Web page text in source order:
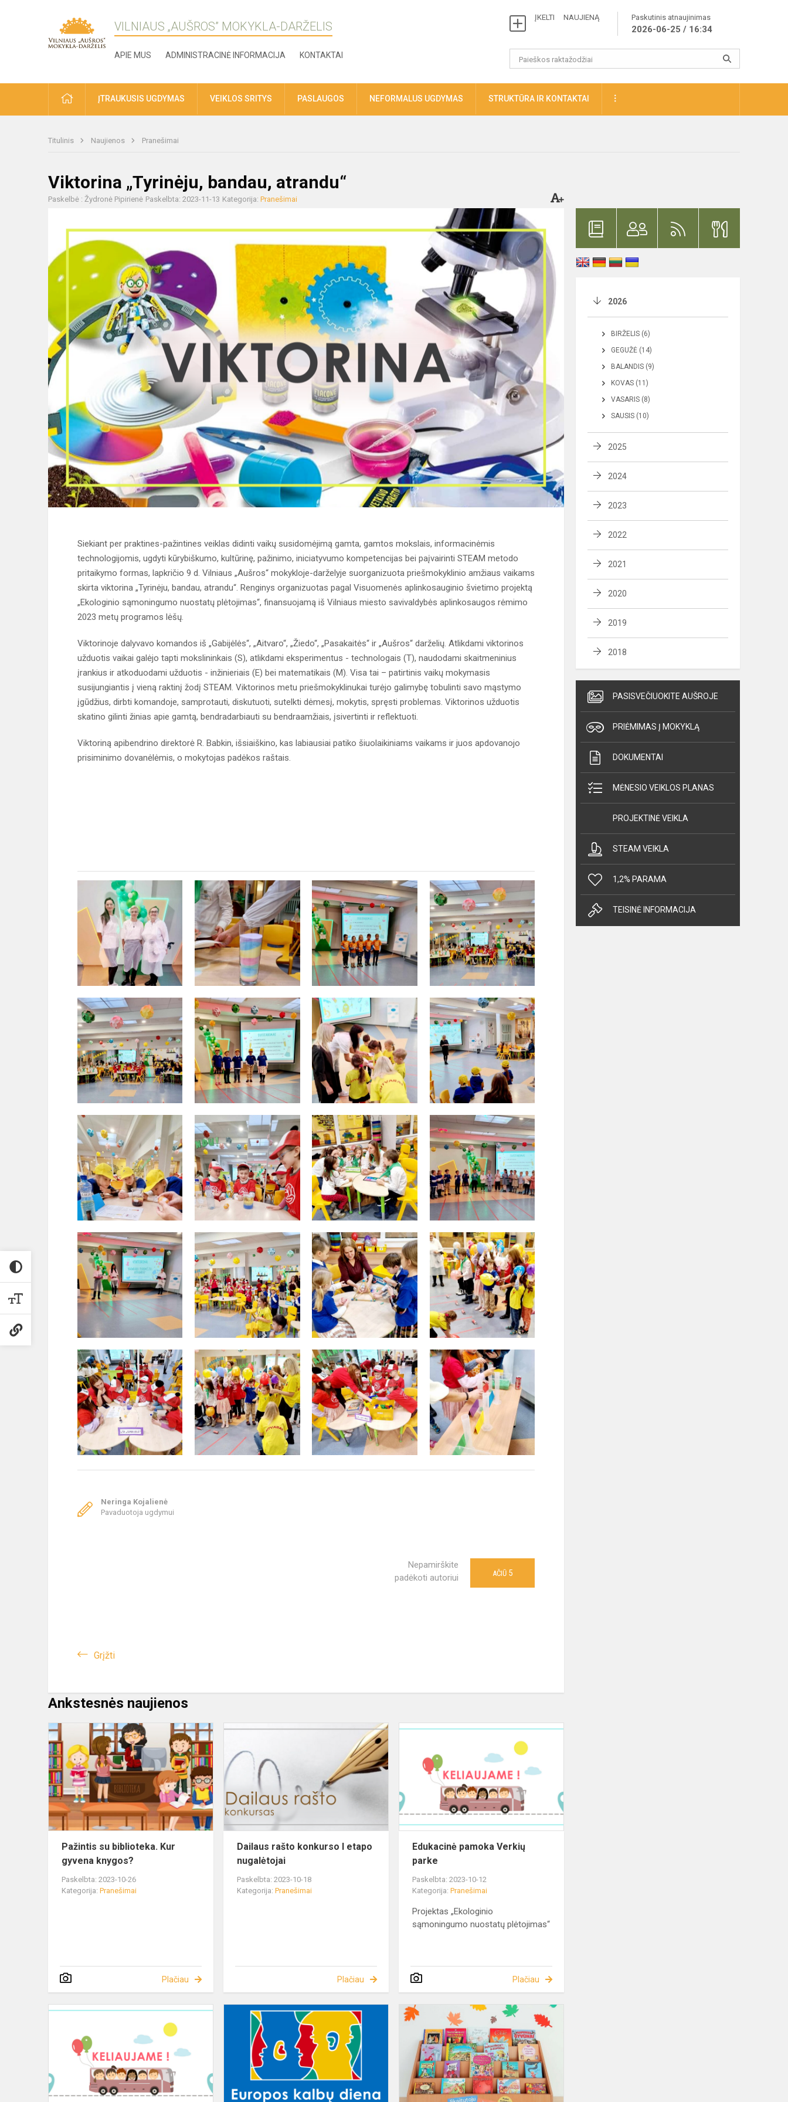
VILNIAUS „AUŠROS” MOKYKLA-DARŽELIS
APIE MUS ADMINISTRACINĖ INFORMACIJA KONTAKTAI
ĮKELTI NAUJIENĄ Paskutinis atnaujinimas
2026-06-25 / 16:34
ĮTRAUKUSIS UGDYMAS VEIKLOS SRITYS PASLAUGOS NEFORMALUS UGDYMAS STRUKTŪRA IR KONTAKTAI
Titulinis Naujienos Pranešimai
Viktorina „Tyrinėju, bandau, atrandu“
Paskelbė : Žydronė Pipirienė Paskelbta: 2023-11-13 Kategorija: Pranešimai
Siekiant per praktines-pažintines veiklas didinti vaikų susidomėjimą gamta, gamtos mokslais, informacinėmis
technologijomis, ugdyti kūrybiškumo, kultūrinę, pažinimo, iniciatyvumo kompetencijas bei paįvairinti STEAM metodo
pritaikymo formas, lapkričio 9 d. Vilniaus „Aušros“ mokykloje-darželyje suorganizuota priešmokyklinio amžiaus vaikams
skirta viktorina „Tyrinėju, bandau, atrandu“. Renginys organizuotas pagal Visuomenės aplinkosauginio švietimo projektą
„Ekologinio sąmoningumo nuostatų plėtojimas“, finansuojamą iš Vilniaus miesto savivaldybės aplinkosaugos rėmimo
2023 metų programos lėšų.
Viktorinoje dalyvavo komandos iš „Gabijėlės“, „Aitvaro“, „Žiedo“, „Pasakaitės“ ir „Aušros“ darželių. Atlikdami viktorinos
užduotis vaikai galėjo tapti mokslininkais (S), atlikdami eksperimentus - technologais (T), naudodami skaitmeninius
įrankius ir atkoduodami užduotis - inžinieriais (E) bei matematikais (M). Visa tai – patirtinis vaikų mokymasis
susijungiantis į vieną raktinį žodį STEAM. Viktorinos metu priešmokyklinukai turėjo galimybę tobulinti savo mąstymo
įgūdžius, dirbti komandoje, samprotauti, diskutuoti, sutelkti dėmesį, mokytis, spręsti problemas. Viktorinos užduotis
skatino gilinti žinias apie gamtą, bendradarbiauti su bendraamžiais, įsivertinti ir reflektuoti.
Viktoriną apibendrino direktorė R. Babkin, išsiaiškino, kas labiausiai patiko šiuolaikiniams vaikams ir juos apdovanojo
prisiminimo dovanėlėmis, o mokytojas padėkos raštais.
Neringa Kojalienė
Pavaduotoja ugdymui
Nepamirškite
padėkoti autoriui
AČIŪ 5
Grįžti
Ankstesnės naujienos
Pažintis su biblioteka. Kur
gyvena knygos?
Paskelbta: 2023-10-26
Kategorija: Pranešimai
Plačiau
Dailaus rašto konkurso I etapo
nugalėtojai
Paskelbta: 2023-10-18
Kategorija:Pranešimai
Plačiau
Edukacinė pamoka Verkių
parke
Paskelbta: 2023-10-12
Kategorija:Pranešimai
Projektas „Ekologinio
sąmoningumo nuostatų plėtojimas“
Plačiau
2026
BIRŽELIS (6)
GEGUŽĖ (14)
BALANDIS (9)
KOVAS (11)
VASARIS (8)
SAUSIS (10)
2025
2024
2023
2022
2021
2020
2019
2018
PASISVEČIUOKITE AUŠROJE
PRIĖMIMAS Į MOKYKLĄ
DOKUMENTAI
MĖNESIO VEIKLOS PLANAS
PROJEKTINĖ VEIKLA
STEAM VEIKLA
1,2% PARAMA
TEISINĖ INFORMACIJA